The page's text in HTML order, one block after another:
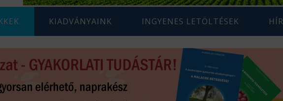
FENNTARTHATÓ
GÉPESÍTÉS
KAMARA
KIADVÁNYAINK
AGRÁRIUM SZAKLAP
AGRÁR SZAKKÖNYVEK
INGYENES LETÖLTÉSEK
AGRÁRIUM MAGAZIN ARCHÍVUM
SZAKMAI TANULMÁNYOK